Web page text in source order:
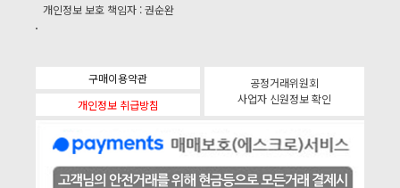
개인정보 보호 책임자 : 권순완
구매이용약관
개인정보 취급방침
공정거래위원회
사업자 신원정보 확인